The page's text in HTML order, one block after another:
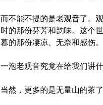
而不能不提的是老观音了。
时的那份芬芳和韵味。这个
暮的那份凄凉、无奈和感伤。
一泡老观音究竟在给我们讲
当然，更多的是无量山的茶了